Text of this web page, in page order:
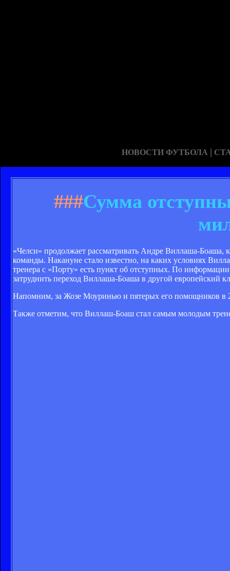
НОВОСТИ ФУТБОЛА |
###Сумма
«Челси» продолжает рассматривать Андре Виллаша-Боаша,
команды. Накануне стало известно, на каких условиях
тренера с «Порту» есть пункт об отступных. По
затруднить переход Виллаша-Боаша в другой европейский
Напомним, за Жозе Моуринью и пятерых его помощников в
Также отметим, что Виллаш-Боаш стал самым молодым